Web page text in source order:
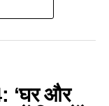
वे आंसर-की डाउनलोड
ही यदि किसी
आपत्ति दर्ज
का भुगतान करना
‘घर और